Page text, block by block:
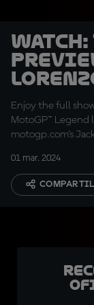
Enjoy the full
MotoGP™ Legend
motogp.com's
01 mar. 2024